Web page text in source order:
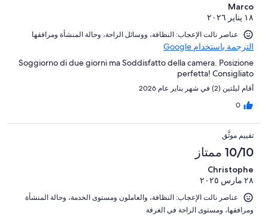
Marco
١٨ يناير ٢٠٢٦
عناصر نالت الإعجاب: ⁦النظافة⁩، و⁦وسائل الراحة⁩، و⁦حالة المنشأة ومرافقها⁩
الترجمة باستخدام Google
Soggiorno di due giorni ma Soddisfatto della camera. Posizione
perfetta! Consigliato
أقام ليلتين (2) في شهر يناير عام 2026
0
تقييم موثَّق
10/10 ممتاز
Christophe
٢٨ مارس ٢٠٢٥
عناصر نالت الإعجاب: ⁦النظافة⁩، و⁦العاملون ومستوى الخدمة⁩، و⁦حالة المنشأة
ومرافقها⁩، و⁦مستوى الراحة في الغرفة⁩